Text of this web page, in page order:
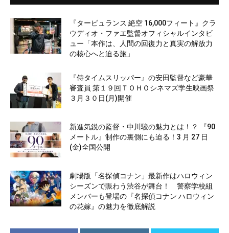
『タービュランス 絶空 16,000フィート』クラ
ウディオ・ファエ監督オフィシャルインタビ
ュー「本作は、人間の回復力と真実の解放力
の核心へと迫る旅」
『侍タイムスリッパー』の安田監督など豪華
審査員 第１９回ＴＯＨＯシネマズ学生映画祭
３月３０日(月)開催
新進気鋭の監督・中川駿の魅力とは！？ 『90
メートル』制作の裏側にも迫る！3 月 27 日
(金)全国公開
劇場版「名探偵コナン」最新作はハロウィン
シーズンで賑わう渋谷が舞台！ 警察学校組
メンバーも登場の『名探偵コナン ハロウィン
の花嫁』の魅力を徹底解説